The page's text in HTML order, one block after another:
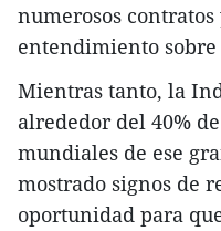
numerosos
entendimiento
Mientras tanto, la
alrededor del 40%
mundiales de ese
mostrado signos de
oportunidad para